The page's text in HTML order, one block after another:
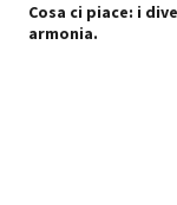
Cosa ci piace: i
armonia.